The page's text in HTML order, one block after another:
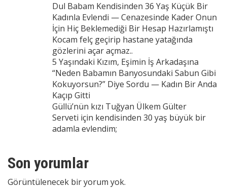
Dul Babam Kendisinden 36 Yaş Küçük Bir
Kadınla Evlendi — Cenazesinde Kader Onun
İçin Hiç Beklemediği Bir Hesap Hazırlamıştı
Kocam felç geçirip hastane yatağında
gözlerini açar açmaz..
5 Yaşındaki Kızım, Eşimin İş Arkadaşına
“Neden Babamın Banyosundaki Sabun Gibi
Kokuyorsun?” Diye Sordu — Kadın Bir Anda
Kaçıp Gitti
Güllü’nün kızı Tuğyan Ülkem Gülter
Serveti için kendisinden 30 yaş büyük bir
adamla evlendim;
Son yorumlar
Görüntülenecek bir yorum yok.